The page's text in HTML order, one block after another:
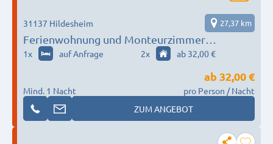
Ferienwohnung und Monteurzimmer
Hildesheim
31137 Hildesheim 27,37 km
1x auf Anfrage 2x ab 32,00 €
Mind. 1 Nacht
ab 32,00 €
pro Person / Nacht
ZUM ANGEBOT